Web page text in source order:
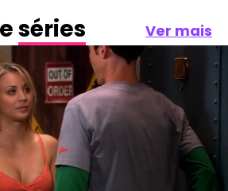
séries Ver mais